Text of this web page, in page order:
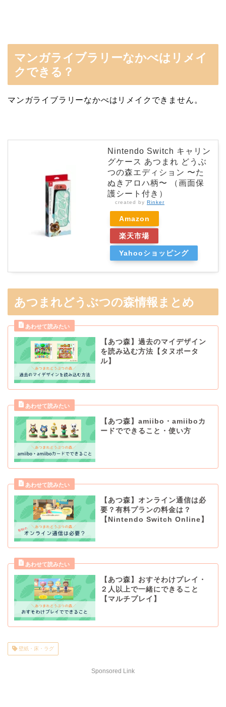
マンガライブラリーなかべはリメイ
クできる？
マンガライブラリーなかべはリメイクできません。
Nintendo Switch キャリン
グケース あつまれ どうぶ
つの森エディション 〜た
ぬきアロハ柄〜 （画面保
護シート付き）
created by Rinker
Amazon
楽天市場
Yahooショッピング
あつまれどうぶつの森情報まとめ
【あつ森】過去のマイデザイン
を読み込む方法【タヌポータ
ル】
【あつ森】amiibo・amiiboカ
ードでできること・使い方
【あつ森】オンライン通信は必
要？有料プランの料金は？
【Nintendo Switch Online】
【あつ森】おすそわけプレイ・
２人以上で一緒にできること
【マルチプレイ】
壁紙・床・ラグ
Sponsored Link